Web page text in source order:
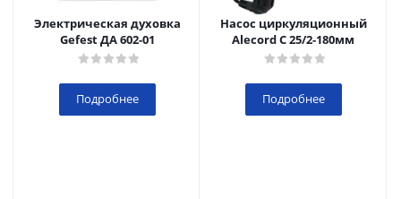
Электрическая духовка
Gefest ДА 602-01
Подробнее
Насос циркуляционный
Alecord C 25/2-180мм
Подробнее